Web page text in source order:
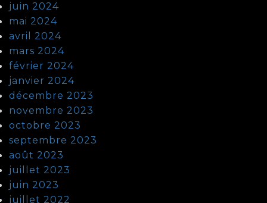
juin 2024
mai 2024
avril 2024
mars 2024
février 2024
janvier 2024
décembre 2023
novembre 2023
octobre 2023
septembre 2023
août 2023
juillet 2023
juin 2023
juillet 2022